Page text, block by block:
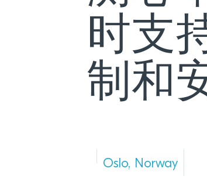
时支
制和
Oslo, Norway